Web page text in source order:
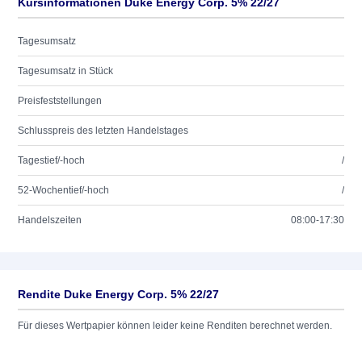
Tagesumsatz
Tagesumsatz in Stück
Preisfeststellungen
Schlusspreis des letzten Handelstages
Tagestief/-hoch /
52-Wochentief/-hoch /
Handelszeiten 08:00-17:30
Rendite Duke Energy Corp. 5% 22/27
Für dieses Wertpapier können leider keine Renditen berechnet werden.